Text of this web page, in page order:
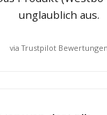
unglaublich aus.
via Trustpilot Bewertungen